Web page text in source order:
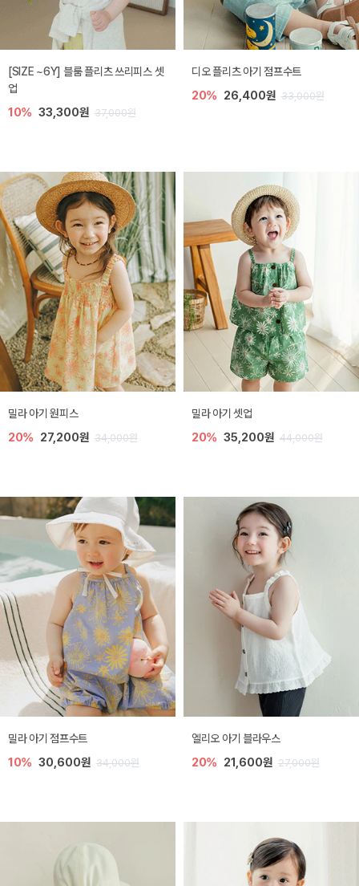
[SIZE ~6Y] 블룸 플리츠 쓰리피스 셋
업
10% 33,300원 37,000원
디오 플리츠 아기 점프수트
20% 26,400원 33,000원
밀라 아기 원피스
20% 27,200원 34,000원
밀라 아기 셋업
20% 35,200원 44,000원
밀라 아기 점프수트
10% 30,600원 34,000원
엘리오 아기 블라우스
20% 21,600원 27,000원